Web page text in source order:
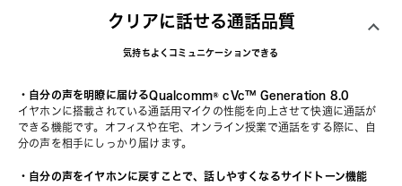
クリアに話せる通話品質
気持ちよくコミュニケーションできる
・自分の声を明瞭に届けるQualcomm® cVc™ Generation 8.0
イヤホンに搭載されている通話用マイクの性能を向上させて快適に通話が
できる機能です。オフィスや在宅、オンライン授業で通話をする際に、自
分の声を相手にしっかり届けます。
・自分の声をイヤホンに戻すことで、話しやすくなるサイドトーン機能